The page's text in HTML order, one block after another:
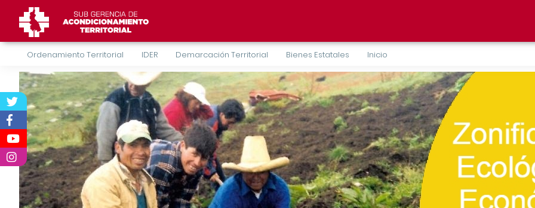
Ordenamiento Territorial IDER Demarcación Territorial Bienes Estatales Inicio